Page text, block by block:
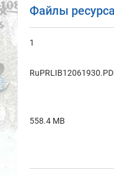
Файлы
1
558.4 MB